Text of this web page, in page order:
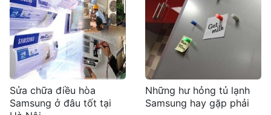
Sửa chữa điều hòa
Samsung ở đâu tốt tại
Những hư hỏng tủ lạnh
Samsung hay gặp phải